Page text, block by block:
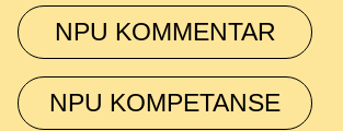
NPU KOMMENTAR
NPU KOMPETANSE